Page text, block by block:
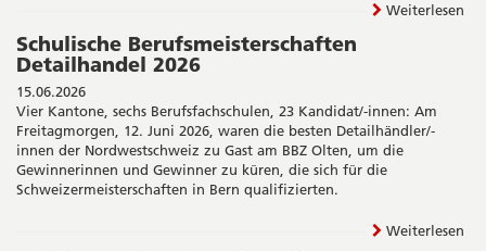
Weiterlesen
Schulische Berufsmeisterschaften
Detailhandel 2026
15.06.2026
Vier Kantone, sechs Berufsfachschulen, 23 Kandidat/-innen: Am
Freitagmorgen, 12. Juni 2026, waren die besten Detailhändler/-
innen der Nordwestschweiz zu Gast am BBZ Olten, um die
Gewinnerinnen und Gewinner zu küren, die sich für die
Schweizermeisterschaften in Bern qualifizierten.
Weiterlesen